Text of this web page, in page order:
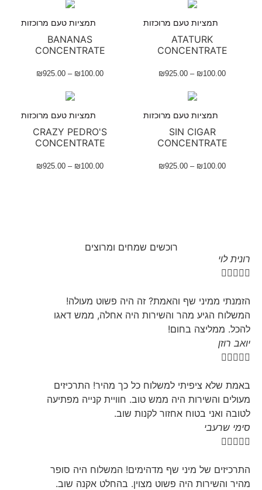
תמציות טעם מרוכזות
ATATURK
CONCENTRATE
₪100.00
–
₪925.00
תמציות טעם מרוכזות
BANANAS
CONCENTRATE
₪100.00
–
₪925.00
תמציות טעם מרוכזות
SIN CIGAR
CONCENTRATE
₪100.00
–
₪925.00
תמציות טעם מרוכזות
CRAZY PEDRO'S
CONCENTRATE
₪100.00
–
₪925.00
רוכשים שמחים ומרוצים
רונית לוי

הזמנתי ממיני שף והאמת? זה היה פשוט מעולה!
המשלוח הגיע מהר והשירות היה אחלה, ממש דאגו
להכל. ממליצה בחום!
יואב רוזן

באמת שלא ציפיתי למשלוח כל כך מהיר! התרכיזים
מעולים והשירות היה ממש טוב. חוויית קנייה מפתיעה
לטובה ואני בטוח אחזור לקנות שוב.
סימי שרעבי

התרכיזים של מיני שף מדהימים! המשלוח היה סופר
מהיר והשירות היה פשוט מצוין. בהחלט אקנה שוב.